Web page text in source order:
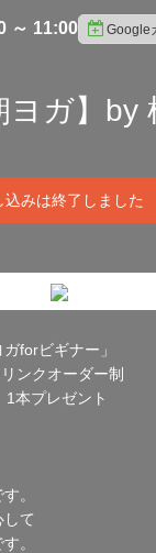
～ 11:00 Google
ガ】by
込みは終了しました
forビギナー」
ンクオーダー制
本プレゼント
。
て
。